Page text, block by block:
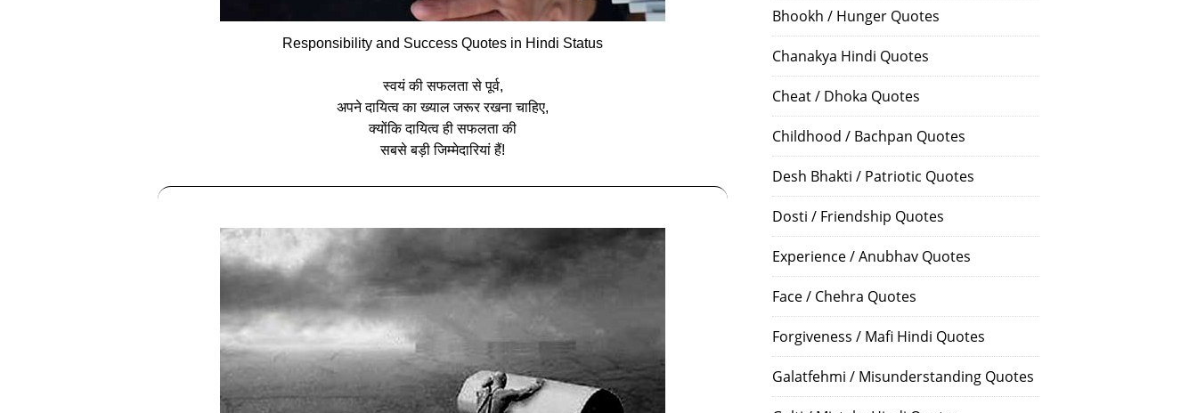
Responsibility and Success Quotes in Hindi Status
स्‍वयं की सफलता से पूर्व,
अपने दायित्‍व का ख्‍याल जरूर रखना चाहिए,
क्‍योंकि दायित्‍व ही सफलता की
सबसे बड़ी जिम्‍मेदारियां हैं!
Bhookh / Hunger Quotes
Chanakya Hindi Quotes
Cheat / Dhoka Quotes
Childhood / Bachpan Quotes
Desh Bhakti / Patriotic Quotes
Dosti / Friendship Quotes
Experience / Anubhav Quotes
Face / Chehra Quotes
Forgiveness / Mafi Hindi Quotes
Galatfehmi / Misunderstanding Quotes